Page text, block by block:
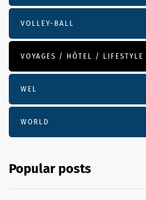
VOLLEY-BALL
VOYAGES / HÔTEL / LIFESTYLE
WEL
WORLD
Popular posts